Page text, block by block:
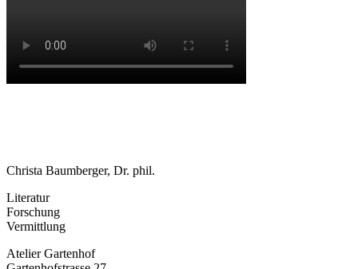
Christa Baumberger, Dr. phil.
Literatur
Forschung
Vermittlung
Atelier Gartenhof